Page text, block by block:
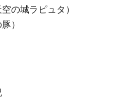
の城ラピュタ）
）